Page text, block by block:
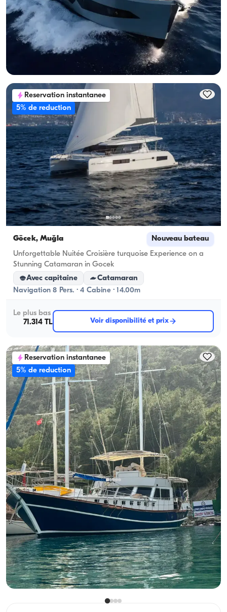
Occasions
Avec capitaine
Yacht a moteur
Navigation 8 Pers. · 2 Cabine · 17.00m
Le plus bas
Voir disponibilité et prix
Reservation instantanee
5% de reduction
Göcek, Muğla Nouveau bateau
Unforgettable Nuitée Croisière turquoise Experience on a
Stunning Catamaran in Gocek
Avec capitaine
Catamaran
Navigation 8 Pers. · 4 Cabine · 14.00m
Le plus bas
71.314 TL
Voir disponibilité et prix
Reservation instantanee
5% de reduction
Göcek, Muğla Nouveau bateau
Location Gulet Luxe 23m Göcek | Croisière Bleue 12 Pers
Avec capitaine
Goelette
Navigation 12 Pers. · 5 Cabine · 23.00m
Le plus bas
68.874 TL
Voir disponibilité et prix